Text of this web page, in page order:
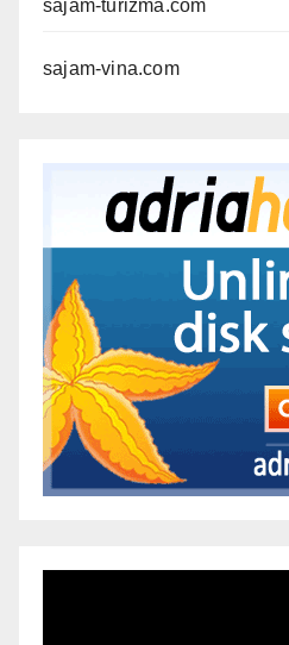
sajam-turizma.com
sajam-vina.com